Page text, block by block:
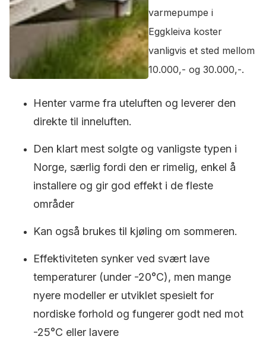
varmepumpe i
Eggkleiva koster
vanligvis et sted mellom
10.000,- og 30.000,-.
Henter varme fra uteluften og leverer den
direkte til inneluften.
Den klart mest solgte og vanligste typen i
Norge, særlig fordi den er rimelig, enkel å
installere og gir god effekt i de fleste
områder
Kan også brukes til kjøling om sommeren.
Effektiviteten synker ved svært lave
temperaturer (under -20°C), men mange
nyere modeller er utviklet spesielt for
nordiske forhold og fungerer godt ned mot
-25°C eller lavere